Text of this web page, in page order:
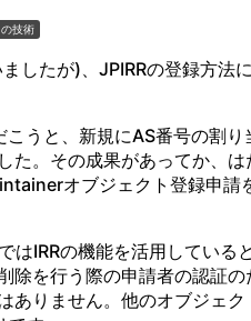
技術
したが)、JPIRRの登録方法
うと、新規にAS番号の割
た。その成果があってか、
オブジェクト登録申請
はIRRの機能を活用してい
除を行う際の申請者の認証
ありません。他のオブジェ